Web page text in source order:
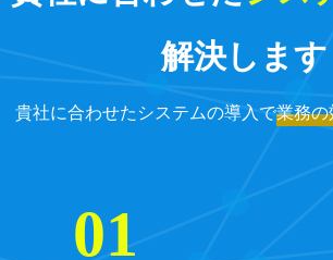
解決します
貴社に合わせたシステムの導入で業務の